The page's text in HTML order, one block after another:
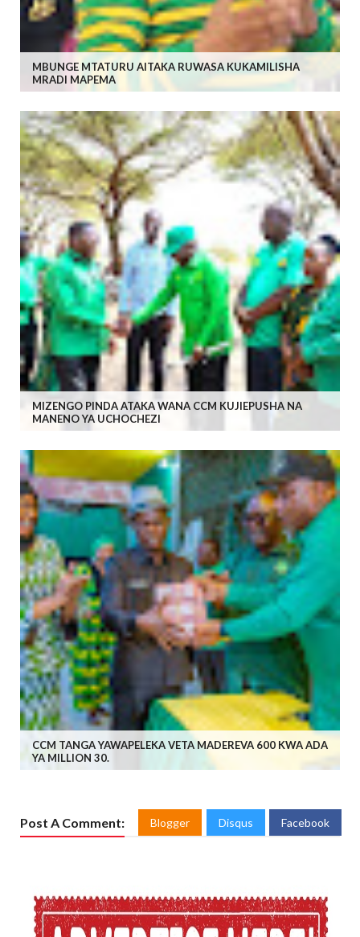
MBUNGE MTATURU AITAKA RUWASA KUKAMILISHA
MRADI MAPEMA
MIZENGO PINDA ATAKA WANA CCM KUJIEPUSHA NA
MANENO YA UCHOCHEZI
CCM TANGA YAWAPELEKA VETA MADEREVA 600 KWA ADA
YA MILLION 30.
Post A Comment: Blogger Disqus Facebook